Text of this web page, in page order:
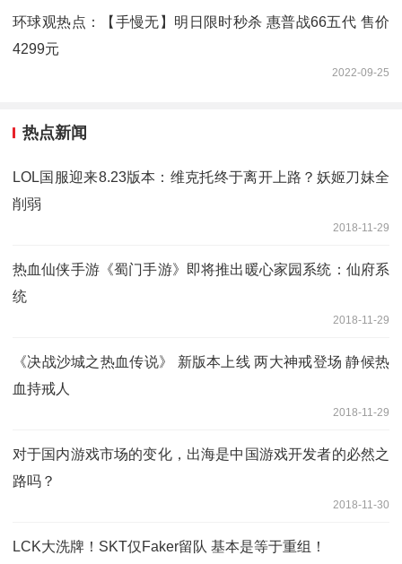
环球观热点：【手慢无】明日限时秒杀 惠普战66五代 售价
4299元
2022-09-25
热点新闻
LOL国服迎来8.23版本：维克托终于离开上路？妖姬刀妹全
削弱
2018-11-29
热血仙侠手游《蜀门手游》即将推出暖心家园系统：仙府系
统
2018-11-29
《决战沙城之热血传说》 新版本上线 两大神戒登场 静候热
血持戒人
2018-11-29
对于国内游戏市场的变化，出海是中国游戏开发者的必然之
路吗？
2018-11-30
LCK大洗牌！SKT仅Faker留队 基本是等于重组！